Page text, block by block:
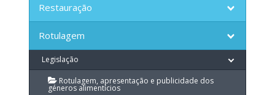
Restauração
Rotulagem
Legislação
Rotulagem, apresentação e publicidade dos
géneros alimentícios